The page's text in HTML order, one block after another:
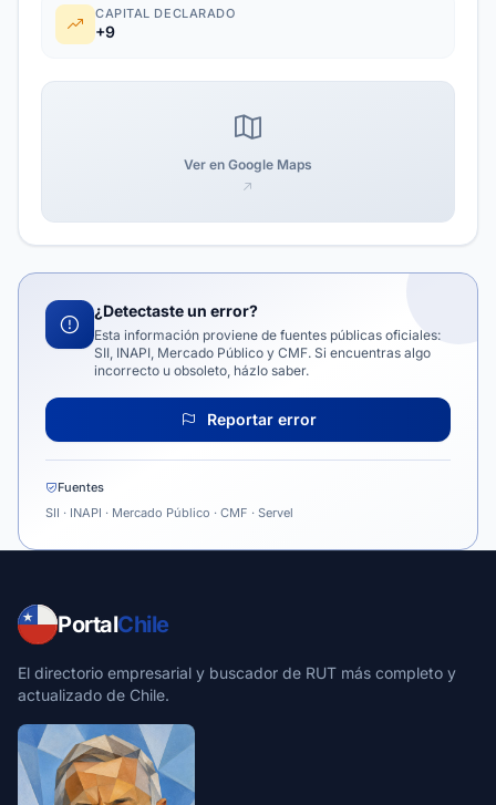
CAPITAL DECLARADO
+9
Ver en Google Maps
¿Detectaste un error?
Esta información proviene de fuentes públicas oficiales:
SII, INAPI, Mercado Público y CMF. Si encuentras algo
incorrecto u obsoleto, házlo saber.
Reportar error
Fuentes
SII · INAPI · Mercado Público · CMF · Servel
PortalChile
El directorio empresarial y buscador de RUT más completo y
actualizado de Chile.